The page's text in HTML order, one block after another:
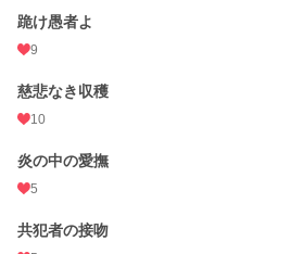
跪け愚者よ
9
慈悲なき収穫
10
炎の中の愛撫
5
共犯者の接吻